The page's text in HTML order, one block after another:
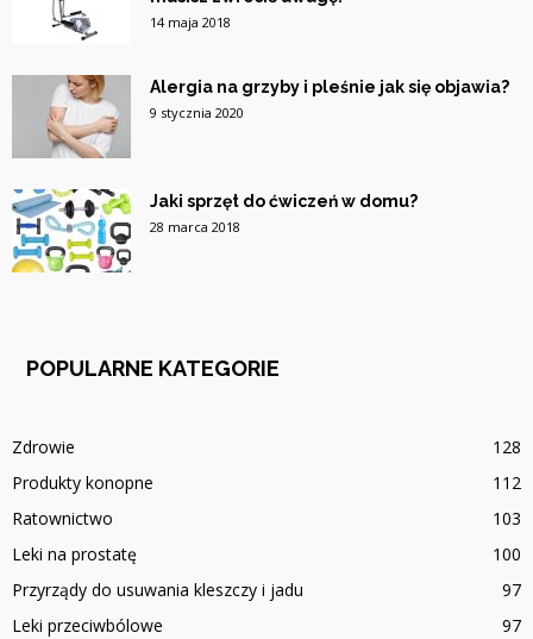
14 maja 2018
Alergia na grzyby i pleśnie jak się objawia?
9 stycznia 2020
Jaki sprzęt do ćwiczeń w domu?
28 marca 2018
POPULARNE KATEGORIE
Zdrowie
128
Produkty konopne
112
Ratownictwo
103
Leki na prostatę
100
Przyrządy do usuwania kleszczy i jadu
97
Leki przeciwbólowe
97